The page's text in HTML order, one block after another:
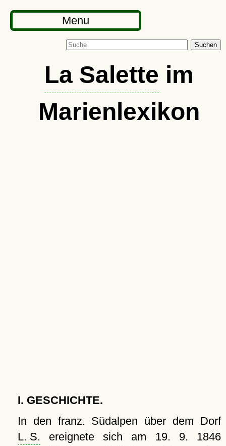
Menu
Suchen
La Salette im
Marienlexikon
I. GESCHICHTE.
In den franz. Südalpen über dem Dorf
L. S. ereignete sich am 19. 9. 1846